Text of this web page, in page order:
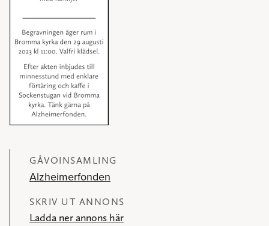
GÅVOINSAMLING
Alzheimerfonden
SKRIV UT ANNONS
Ladda ner annons här